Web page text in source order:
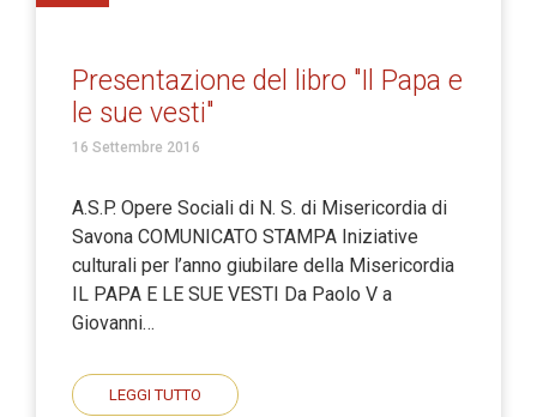
Presentazione del libro "Il Papa e
le sue vesti"
16 Settembre 2016
A.S.P. Opere Sociali di N. S. di Misericordia di
Savona COMUNICATO STAMPA Iniziative
culturali per l’anno giubilare della Misericordia
IL PAPA E LE SUE VESTI Da Paolo V a
Giovanni…
LEGGI TUTTO